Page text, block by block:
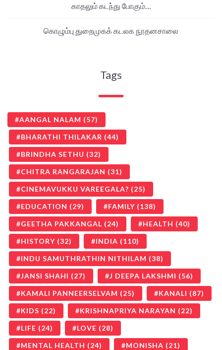
காதலும் கடந்து போகும்…
கொழும்பு துறைமுகக் கடலக நூதனசாலை
Tags
AANGAL NALAM (57)
BHARATHI THILAKAR (44)
BRINDHA SETHU (32)
CHITRA RANGARAJAN (31)
CINEMAVUKKU VAREEGALA? (25)
EDUCATION (29) FAMILY (138)
GEETHA PAKKANGAL (24) HEALTH (40)
HISTORY (32) INDIA (110)
INDU SAMUTHRATHIN NITHILAM (38)
JANSI SHAHI (27) J DEEPA LAKSHMI (56)
KAMALI PANNEERSELVAM (25) KANALI (87)
KIDS (22) KRISHNAPRIYA NARAYAN (22)
LIFE (24) LOVE (28)
MENTAL HEALTH (24) MONISHA (21)